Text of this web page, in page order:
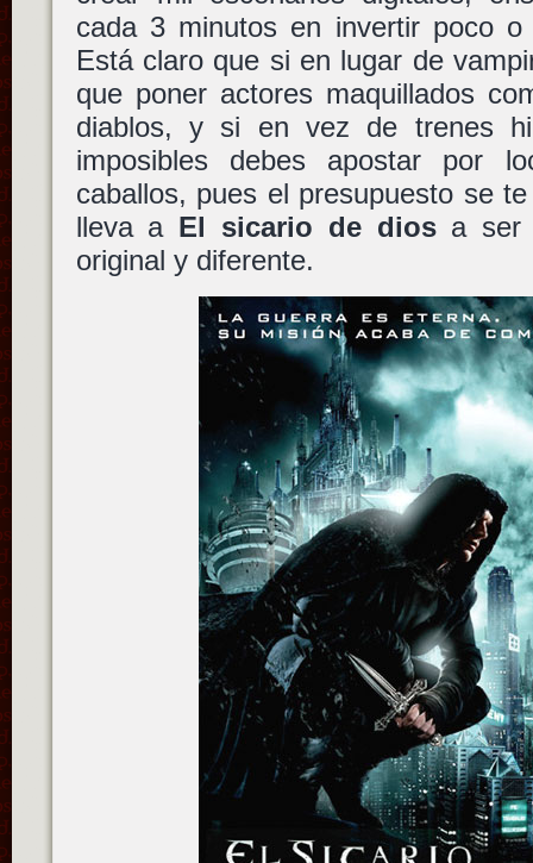
cada 3 minutos en invertir poco
Está claro que si en lugar de
que poner actores maquillados
diablos, y si en vez de trenes
imposibles debes apostar por
caballos, pues el presupuesto se
lleva a El sicario de diosa ser
original y diferente.